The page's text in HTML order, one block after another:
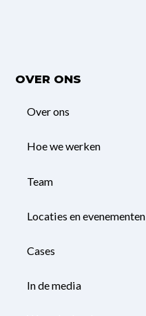
OVER ONS
Over ons
Hoe we werken
Team
Locaties en evenementen
Cases
In de media